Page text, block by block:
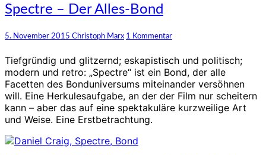
Spectre
–
Der
Alles-
Bond
Spectre – Der Alles-Bond
5. November 2015 Christoph Marx Kommentare
1 Kommentar
Tiefgründig und glitzernd; eskapistisch und politisch;
modern und retro: „Spectre“ ist ein Bond, der alle
Facetten des Bonduniversums miteinander versöhnen
will. Eine Herkulesaufgabe, an der der Film nur scheitern
kann – aber das auf eine spektakuläre kurzweilige Art
und Weise. Eine Erstbetrachtung.